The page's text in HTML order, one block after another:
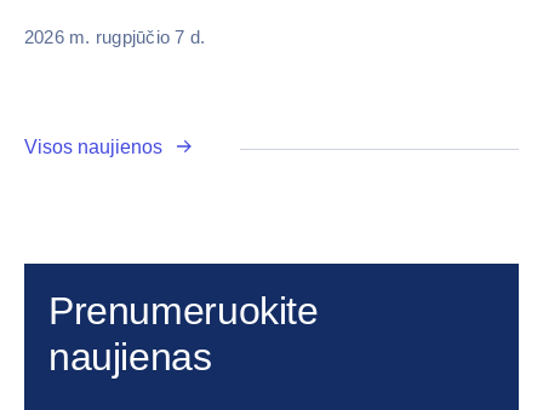
2026 m. rugpjūčio 7 d.
Visos naujienos
Prenumeruokite
naujienas